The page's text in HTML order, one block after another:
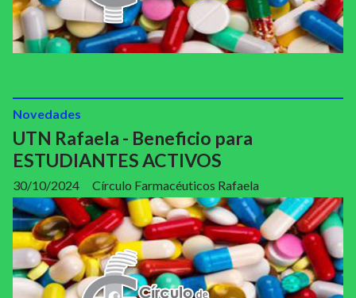
UTN Rafaela - Beneficio para
ESTUDIANTES ACTIVOS
Círculo Farmacéuticos Rafaela
Novedades
30/10/2024